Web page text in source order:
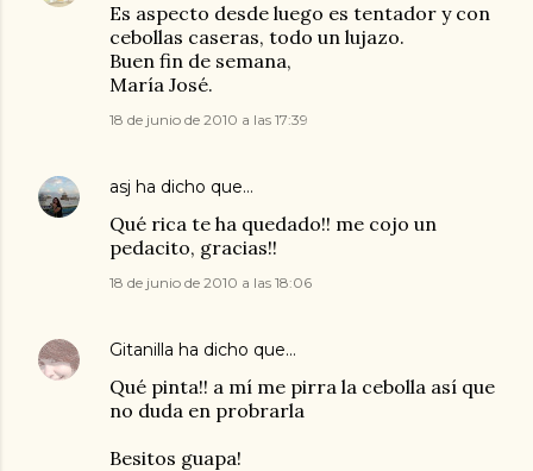
Es aspecto desde luego es tentador y con
cebollas caseras, todo un lujazo.
Buen fin de semana,
María José.
18 de junio de 2010 a las 17:39
asj ha dicho que…
Qué rica te ha quedado!! me cojo un
pedacito, gracias!!
18 de junio de 2010 a las 18:06
Gitanilla ha dicho que…
Qué pinta!! a mí me pirra la cebolla así que
no duda en probrarla
Besitos guapa!